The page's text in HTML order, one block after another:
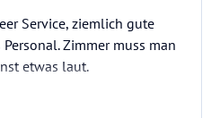
Service, ziemlich gute
Zimmer muss man
etwas laut.